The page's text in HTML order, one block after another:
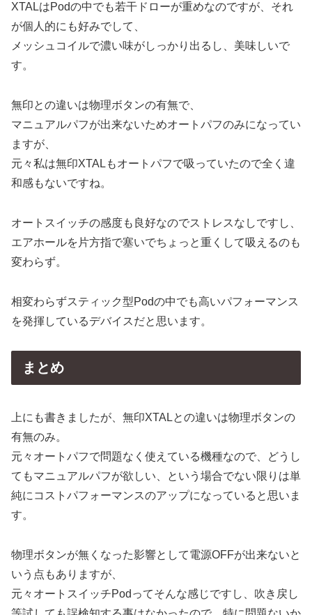
XTALはPodの中でも若干ドローが重めなのですが、それ
が個人的にも好みでして、
メッシュコイルで濃い味がしっかり出るし、美味しいで
す。
無印との違いは物理ボタンの有無で、
マニュアルパフが出来ないためオートパフのみになってい
ますが、
元々私は無印XTALもオートパフで吸っていたので全く違
和感もないですね。
オートスイッチの感度も良好なのでストレスなしですし、
エアホールを片方指で塞いでちょっと重くして吸えるのも
変わらず。
相変わらずスティック型Podの中でも高いパフォーマンス
を発揮しているデバイスだと思います。
まとめ
上にも書きましたが、無印XTALとの違いは物理ボタンの
有無のみ。
元々オートパフで問題なく使えている機種なので、どうし
てもマニュアルパフが欲しい、という場合でない限りは単
純にコストパフォーマンスのアップになっていると思いま
す。
物理ボタンが無くなった影響として電源OFFが出来ないと
いう点もありますが、
元々オートスイッチPodってそんな感じですし、吹き戻し